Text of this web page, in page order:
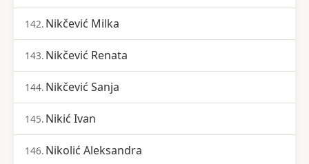
142. Nikčević Milka
143. Nikčević Renata
144. Nikčević Sanja
145. Nikić Ivan
146. Nikolić Aleksandra